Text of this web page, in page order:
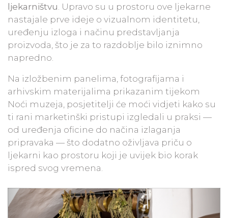
ljekarništvu. Upravo su u prostoru ove ljekarne
nastajale prve ideje o vizualnom identitetu,
uređenju izloga i načinu predstavljanja
proizvoda, što je za to razdoblje bilo iznimno
napredno.
Na izložbenim panelima, fotografijama i
arhivskim materijalima prikazanim tijekom
Noći muzeja, posjetitelji će moći vidjeti kako su
ti rani marketinški pristupi izgledali u praksi —
od uređenja oficine do načina izlaganja
pripravaka — što dodatno oživljava priču o
ljekarni kao prostoru koji je uvijek bio korak
ispred svog vremena.